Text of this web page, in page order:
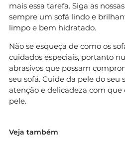
mais essa tarefa. Siga as
sempre um sofá lindo e
limpo e bem hidratado.
Não se esqueça de como os
cuidados especiais, portanto
abrasivos que possam
seu sofá. Cuide da pele do seu
atenção e delicadeza com que
pele.
Veja também